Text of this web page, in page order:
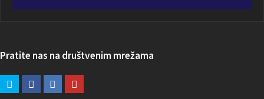
Pratite nas na društvenim mrežama